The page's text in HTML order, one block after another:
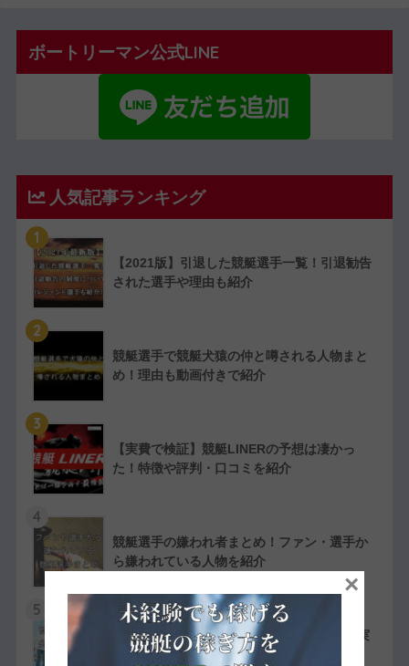
ボートリーマン公式LINE
人気記事ランキング
1
【2021版】引退した競艇選手一覧！引退勧告
された選手や理由も紹介
2
競艇選手で競艇犬猿の仲と噂される人物まと
め！理由も動画付きで紹介
3
【実費で検証】競艇LINERの予想は凄かっ
た！特徴や評判・口コミを紹介
4
競艇選手の嫌われ者まとめ！ファン・選手か
ら嫌われている人物を紹介
5
競艇選手同士の夫婦11組一覧【夫婦対決が実
現したレースも紹介】
×